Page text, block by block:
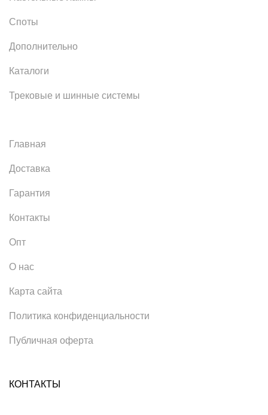
Споты
Дополнительно
Каталоги
Трековые и шинные системы
Главная
Доставка
Гарантия
Контакты
Опт
О нас
Карта сайта
Политика конфиденциальности
Публичная оферта
КОНТАКТЫ